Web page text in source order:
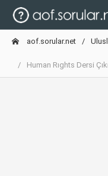
aof.sorular.net
Human Rıghts Dersi